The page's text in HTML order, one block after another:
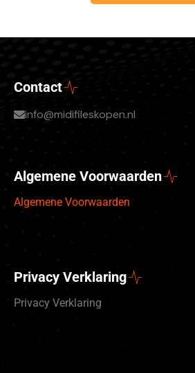
Contact
info@midifileskopen.nl
Algemene Voorwaarden
Algemene Voorwaarden
Privacy Verklaring
Privacy Verklaring